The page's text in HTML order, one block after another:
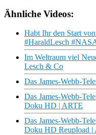
Ähnliche Videos:
Habt Ihr den Start
#HaraldLesch
Im Weltraum viel
Lesch & Co
Das James-Webb-
Das James-Webb-
Doku HD | ARTE
Das James-Webb-
Doku HD Reupload |